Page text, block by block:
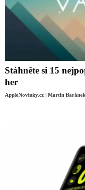
Stáhněte si 15
her
AppleNovinky.cz | Martin Baránek